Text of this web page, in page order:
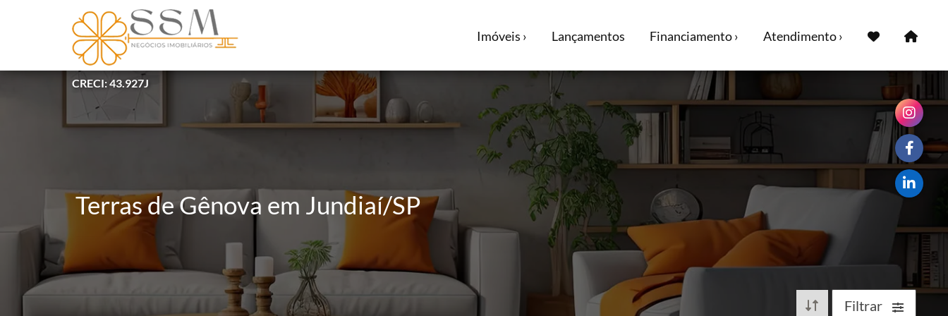
CRECI: 43.927J
Imóveis › Lançamentos Financiamento › Atendimento ›
Terras de Gênova em Jundiaí/SP
Filtrar